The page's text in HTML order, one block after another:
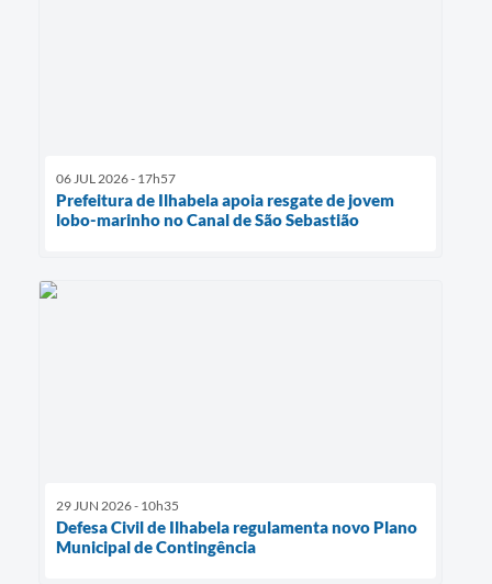
06 JUL 2026 - 17h57
Prefeitura de Ilhabela apoia resgate de jovem
lobo-marinho no Canal de São Sebastião
29 JUN 2026 - 10h35
Defesa Civil de Ilhabela regulamenta novo Plano
Municipal de Contingência